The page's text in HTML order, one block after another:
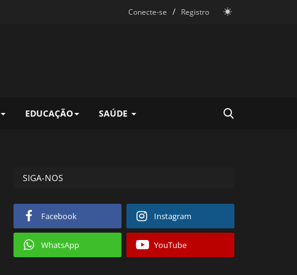
Conecte-se / Registro
EDUCAÇÃO SAÚDE
SIGA-NOS
Facebook Instagram
WhatsApp YouTube